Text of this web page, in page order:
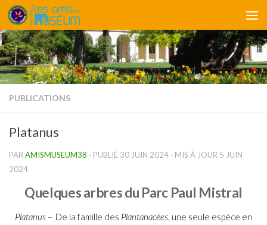
Skip to content
PUBLICATIONS
Platanus
PAR AMISMUSEUM38 · PUBLIÉ 30 JUIN 2024 · MIS À JOUR 5 JUIN
2024
Quelques arbres du Parc Paul Mistral
Platanus – De la famille des Plantanacées, une seule espèce en